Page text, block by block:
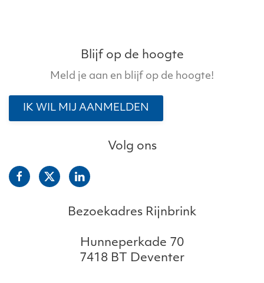
Blijf op de hoogte
Meld je aan en blijf op de hoogte!
IK WIL MIJ AANMELDEN
Volg ons
Bezoekadres Rijnbrink
Hunneperkade 70
7418 BT Deventer